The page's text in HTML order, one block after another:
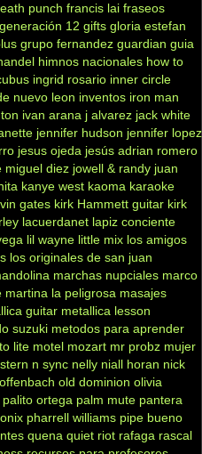
punch francis lai fraseos
generación 12 gifts gloria estefan
grupo fernandez guardian guia
himnos nacionales how to
ingrid rosario inner circle
nuevo leon inventos iron man
ivan arana j alvarez jack white
jennifer hudson jennifer lopez
jesus ojeda jesús adrian romero
miguel diez jowell & randy juan
kanye west kaoma karaoke
gates kirk Hammett guitar kirk
lacuerdanet lapiz conciente
lil wayne little mix los amigos
los originales de san juan
marchas nupciales marco
martina la peligrosa masajes
guitar metallica lesson
suzuki metodos para aprender
lite motel mozart mr probz mujer
n sync nelly niall horan nick
offenbach old dominion olivia
palito ortega palm mute pantera
pharrell williams pipe bueno
quena quiet riot rafaga rascal